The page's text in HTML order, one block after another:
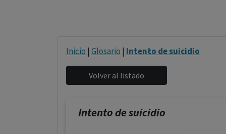
Inicio | Glosario | Intento de suicidio
Intento de suicidio